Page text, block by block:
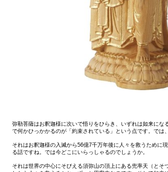
弥勒菩薩はお釈迦様に次いで悟りをひらき、いずれは如来にな
で何かひっかかるのが「約束されている」という点です。では
それはお釈迦様の入滅から56億7千万年後に人々を救うために
る話ですね。では今どこにいらっしゃるのでしょうか。
それは世界の中心にそびえる須弥山の頂上にある兜率天（とそ